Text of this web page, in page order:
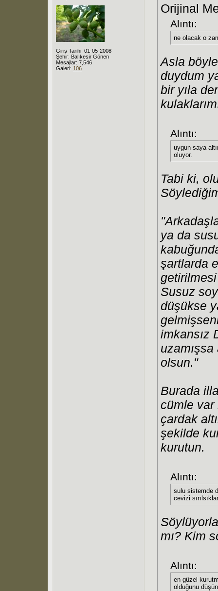
Giriş Tarihi: 01-05-2008
Şehir: Balıkesir Gönen
Mesajlar: 7,546
Galeri: 106
Orijinal
Alıntı:
ne olacak o
Asla
duydum
bir yıla
Alıntı:
uygun saya
oluyor.
Tabi ki,
ya da
şartlarda
Susuz
düşükse
imkansız
olsun."
Burada
cümle var
çardak
şekilde
kurutun.
Alıntı:
sulu sistemde
cevizi
mı? Kim
Alıntı:
en güzel
olduğunu